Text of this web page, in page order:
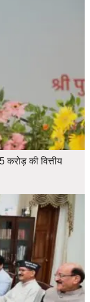
करोड़ की वित्तीय